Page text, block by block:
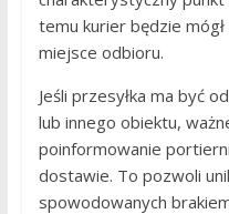
temu kurier będzie
miejsce odbioru.
Jeśli przesyłka ma być
lub innego obiektu,
poinformowanie
dostawie. To pozwoli
spowodowanych